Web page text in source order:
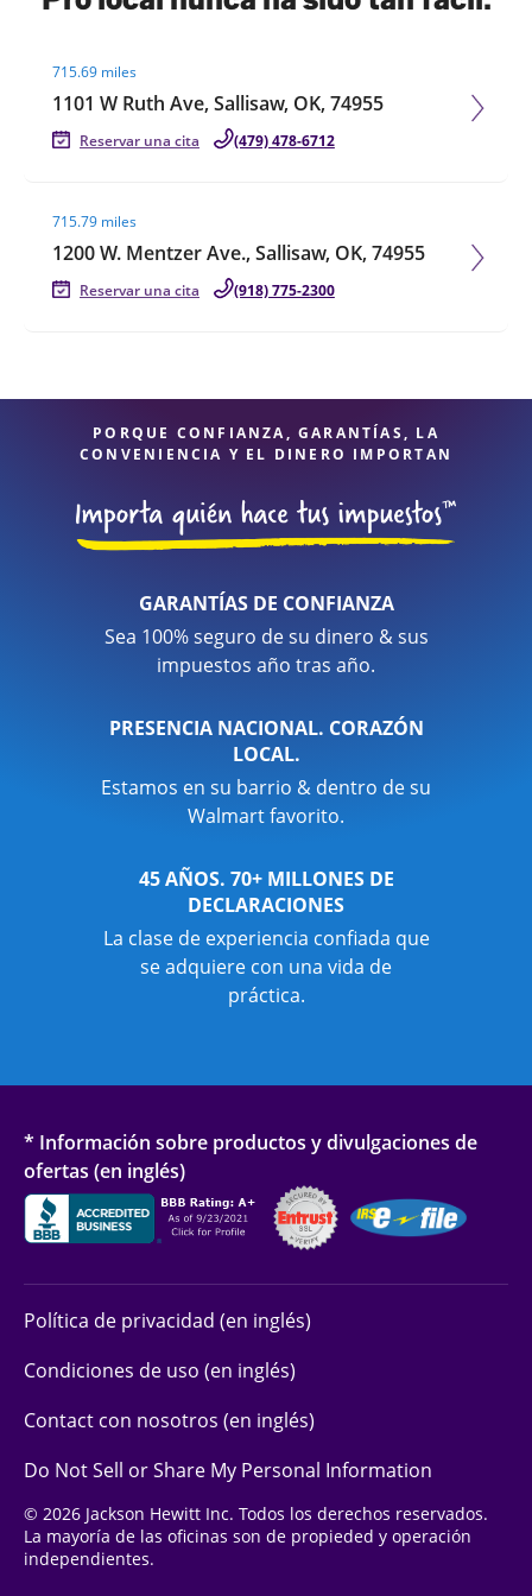
715.69 miles
1101 W Ruth Ave, Sallisaw, OK, 74955
Reservar una cita (479) 478-6712
715.79 miles
1200 W. Mentzer Ave., Sallisaw, OK, 74955
Reservar una cita (918) 775-2300
PORQUE CONFIANZA, GARANTÍAS, LA
CONVENIENCIA Y EL DINERO IMPORTAN
GARANTÍAS DE CONFIANZA
Sea 100% seguro de su dinero & sus
impuestos año tras año.
PRESENCIA NACIONAL. CORAZÓN
LOCAL.
Estamos en su barrio & dentro de su
Walmart favorito.
45 AÑOS. 70+ MILLONES DE
DECLARACIONES
La clase de experiencia confiada que
se adquiere con una vida de
práctica.
* Información sobre productos y divulgaciones de
ofertas (en inglés)
Política de privacidad (en inglés)
Condiciones de uso (en inglés)
Contact con nosotros (en inglés)
Do Not Sell or Share My Personal Information
© 2026 Jackson Hewitt Inc. Todos los derechos reservados.
La mayoría de las oficinas son de propieded y operación
independientes.